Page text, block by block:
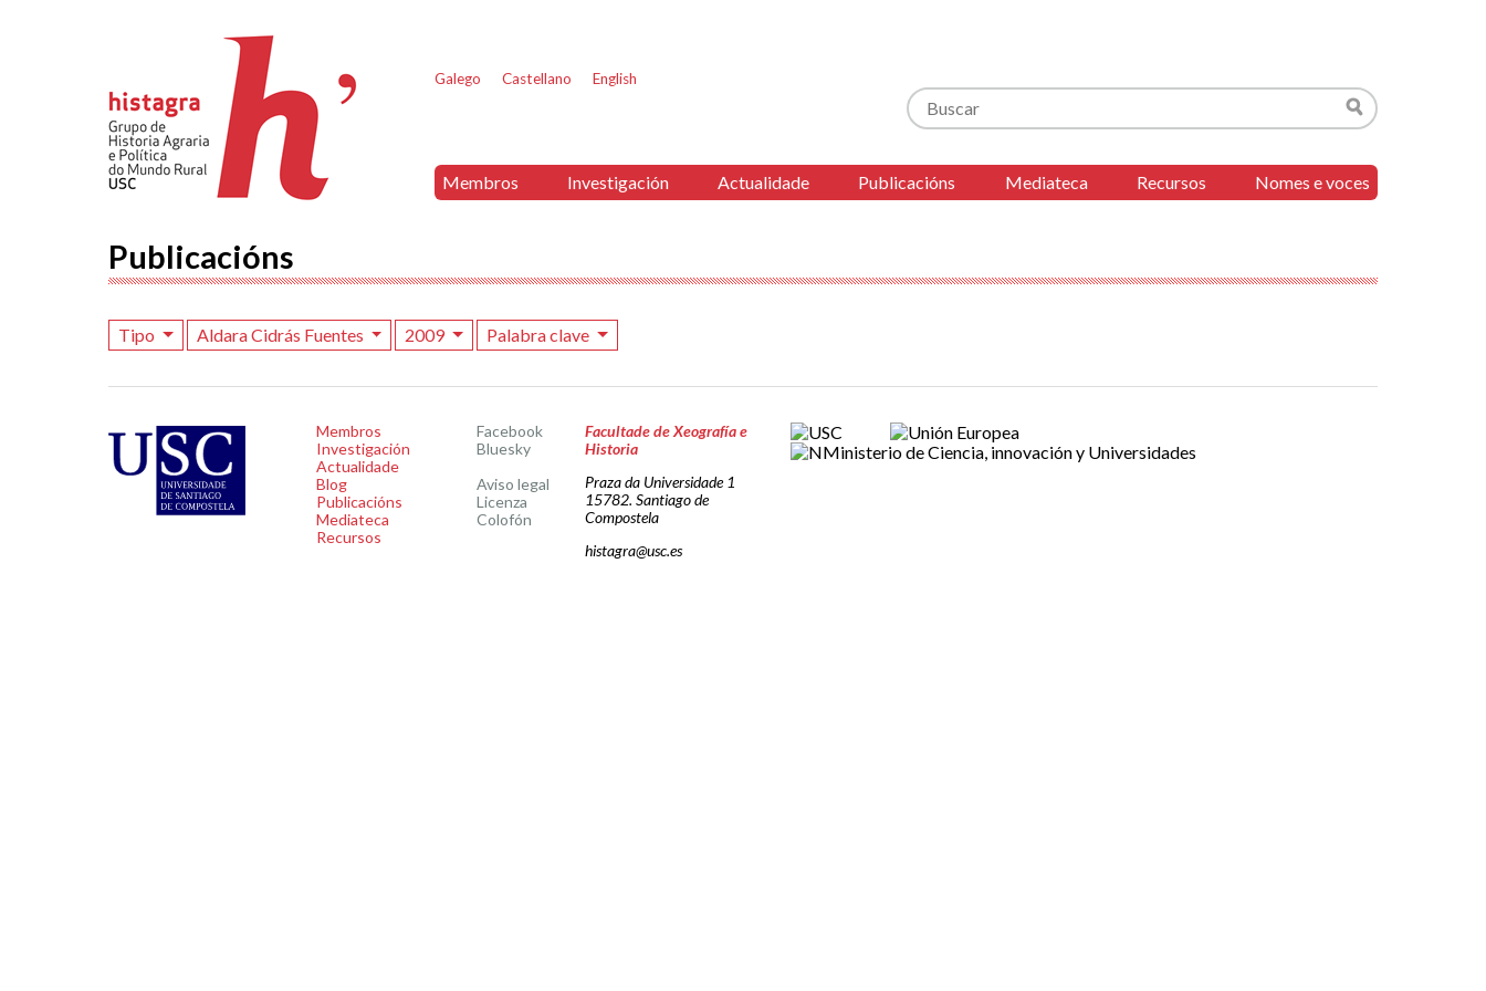
Galego Castellano English
Buscar
Buscar
Membros Investigación Actualidade Publicacións Mediateca Recursos Nomes e voces
Publicacións
Tipo Aldara Cidrás Fuentes 2009 Palabra clave
Membros
Investigación
Actualidade
Blog
Publicacións
Mediateca
Recursos
Facebook
Bluesky
Aviso legal
Licenza
Colofón
Facultade de Xeografía e
Historia
Praza da Universidade 1
15782. Santiago de
Compostela
histagra@usc.es